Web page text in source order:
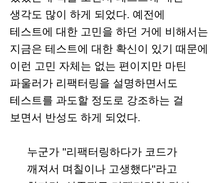
생각도 많이 하게 되었다. 예전에
테스트에 대한 고민을 하던 거에 비해서는
지금은 테스트에 대한 확신이 있기 때문에
이런 고민 자체는 없는 편이지만 마틴
파울러가 리팩터링을 설명하면서도
테스트를 과도할 정도로 강조하는 걸
보면서 반성도 하게 되었다.
누군가 "리팩터링하다가 코드가
깨져서 며칠이나 고생했다"라고